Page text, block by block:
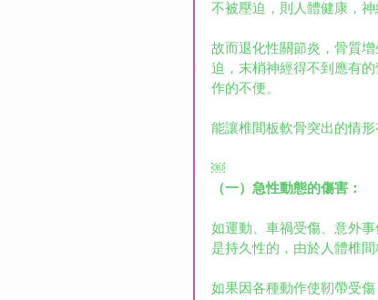
不被壓迫，則人體健康，神
故而退化性關節炎，骨質
迫，末梢神經得不到應有
作的不便。
能讓椎間板軟骨突出的情
￼
（一）急性動態的傷害：
如運動、車禍受傷、意外
是持久性的，由於人體椎
如果因各種動作使靭帶受